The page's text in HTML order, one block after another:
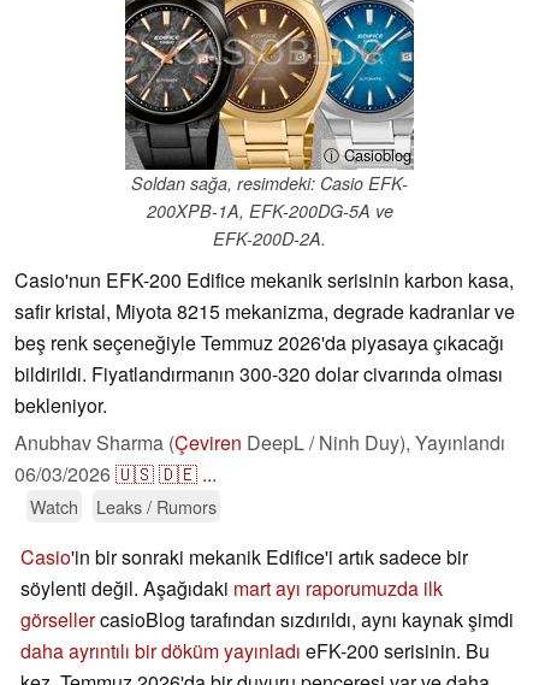
ⓘ Casioblog
Soldan sağa, resimdeki: Casio EFK-
200XPB-1A, EFK-200DG-5A ve
EFK-200D-2A.
Casio'nun EFK-200 Edifice mekanik serisinin karbon kasa,
safir kristal, Miyota 8215 mekanizma, degrade kadranlar ve
beş renk seçeneğiyle Temmuz 2026'da piyasaya çıkacağı
bildirildi. Fiyatlandırmanın 300-320 dolar civarında olması
bekleniyor.
Anubhav Sharma (Çeviren DeepL / Ninh Duy), Yayınlandı
06/03/2026🇺🇸🇩🇪 ...
Watch Leaks / Rumors
Casio'in bir sonraki mekanik Edifice'i artık sadece bir
söylenti değil. Aşağıdaki mart ayı raporumuzda ilk
görsellercasioBlog tarafından sızdırıldı, aynı kaynak şimdi
daha ayrıntılı bir döküm yayınladı eFK-200 serisinin. Bu